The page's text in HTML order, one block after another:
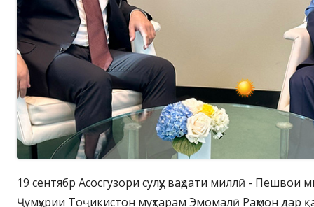
19 сентябр Асосгузори сулҳу ваҳдати миллӣ - Пешвои
Ҷумҳурии Тоҷикистон муҳтарам Эмомалӣ Раҳмон дар